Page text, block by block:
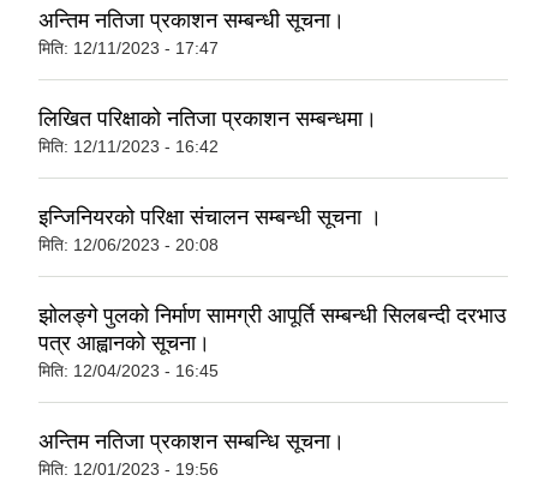
अन्तिम नतिजा प्रकाशन सम्बन्धी सूचना।
मिति: 12/11/2023 - 17:47
लिखित परिक्षाको नतिजा प्रकाशन सम्बन्धमा।
मिति: 12/11/2023 - 16:42
इन्जिनियरको परिक्षा संचालन सम्बन्धी सूचना ।
मिति: 12/06/2023 - 20:08
झोलङ्गे पुलको निर्माण सामग्री आपूर्ति सम्बन्धी सिलबन्दी दरभाउ
पत्र आह्वानको सूचना।
मिति: 12/04/2023 - 16:45
अन्तिम नतिजा प्रकाशन सम्बन्धि सूचना।
मिति: 12/01/2023 - 19:56